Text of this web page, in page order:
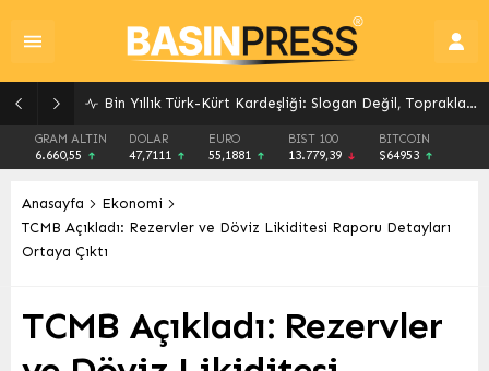
Bin Yıllık Türk-Kürt Kardeşliği: Slogan Değil, Toprakların Gerçeği
GRAM ALTIN
6.660,55
DOLAR
47,7111
EURO
55,1881
BIST 100
13.779,39
BITCOIN
$64953
Anasayfa
Ekonomi
TCMB Açıkladı: Rezervler ve Döviz Likiditesi Raporu Detayları
Ortaya Çıktı
TCMB Açıkladı: Rezervler